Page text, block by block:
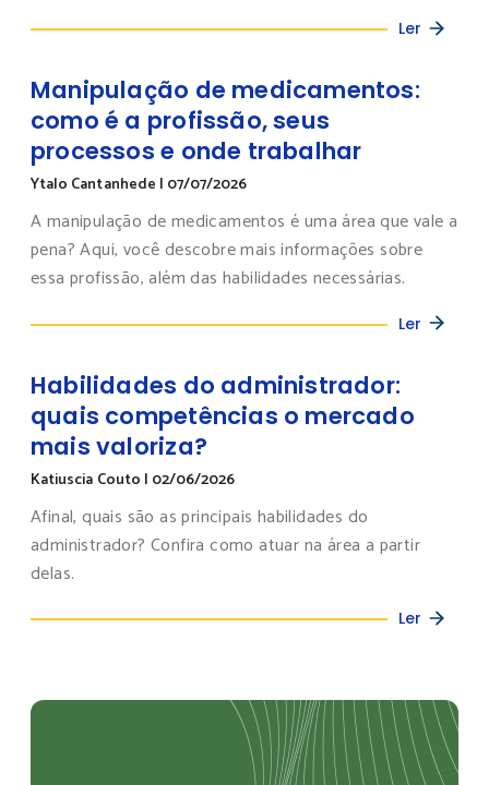
Ler
Manipulação de medicamentos:
como é a profissão, seus
processos e onde trabalhar
Ytalo Cantanhede | 07/07/2026
A manipulação de medicamentos é uma área que vale a
pena? Aqui, você descobre mais informações sobre
essa profissão, além das habilidades necessárias.
Ler
Habilidades do administrador:
quais competências o mercado
mais valoriza?
Katiuscia Couto | 02/06/2026
Afinal, quais são as principais habilidades do
administrador? Confira como atuar na área a partir
delas.
Ler